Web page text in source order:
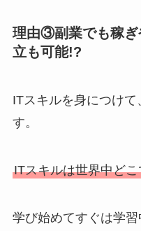
理由③副業でも稼ぎ
立も可能!?
ITスキルを身につけ
す。
ITスキルは世界中ど
学び始めてすぐは学